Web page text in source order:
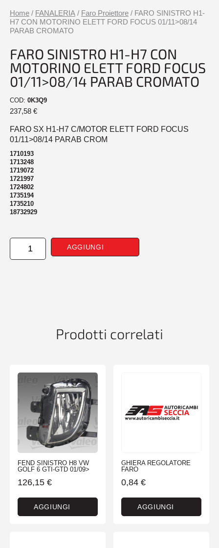
Home / FANALERIA / Faro Proiettore / FARO SINISTRO H1-
H7 CON MOTORINO ELETT FORD FOCUS 01/11>08/14
PARAB CROMATO
FARO SINISTRO H1-H7 CON
MOTORINO ELETT FORD FOCUS
01/11>08/14 PARAB CROMATO
COD: 0K3Q9
237,58 €
FARO SX H1-H7 C/MOTOR ELETT FORD FOCUS
01/11>08/14 PARAB CROM
1710193
1713248
1719072
1721997
1724802
1735194
1735210
18732929
FARO
SINISTRO
AGGIUNGI
Prodotti correlati
FEND SINISTRO H8 VW
GOLF 6 GTI-GTD 01/09>
126,15 €
AGGIUNGI
GHIERA REGOLATORE
FARO
0,84 €
AGGIUNGI